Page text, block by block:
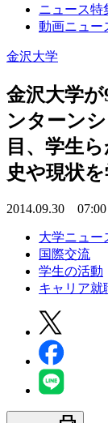
ニュース特
動画ニュー
金沢大学
金沢大学
ンターン
目、学生
史や現状
2014.09.30 07:00
大学ニュー
国際交流
学生の活動
キャリア就